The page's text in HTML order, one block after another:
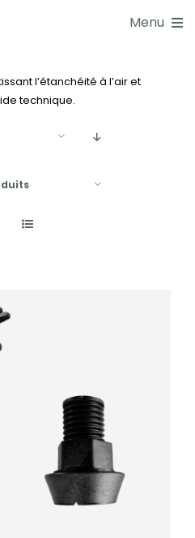
Menu
l’étanchéité à l’air et
technique.